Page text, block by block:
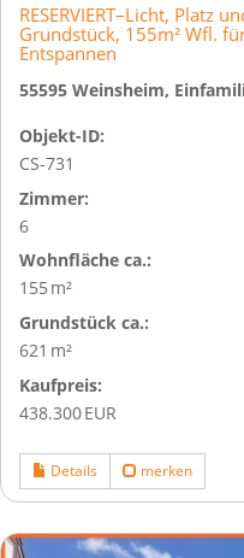
RESERVIERT–Licht, Platz
Grundstück, 155m² Wfl.
Entspannen
55595 Weinsheim,
Objekt-ID:
CS-731
Zimmer:
6
Wohnfläche ca.:
155 m²
Grund­stück ca.:
621 m²
Kaufpreis:
438.300 EUR
Details merken